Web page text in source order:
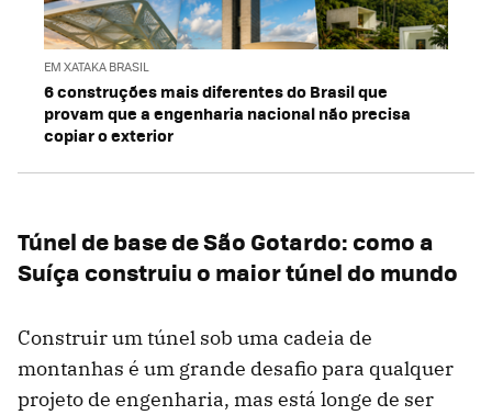
EM XATAKA BRASIL
6 construções mais diferentes do Brasil que
provam que a engenharia nacional não precisa
copiar o exterior
Túnel de base de São Gotardo: como a
Suíça construiu o maior túnel do mundo
Construir um túnel sob uma cadeia de
montanhas é um grande desafio para qualquer
projeto de engenharia, mas está longe de ser